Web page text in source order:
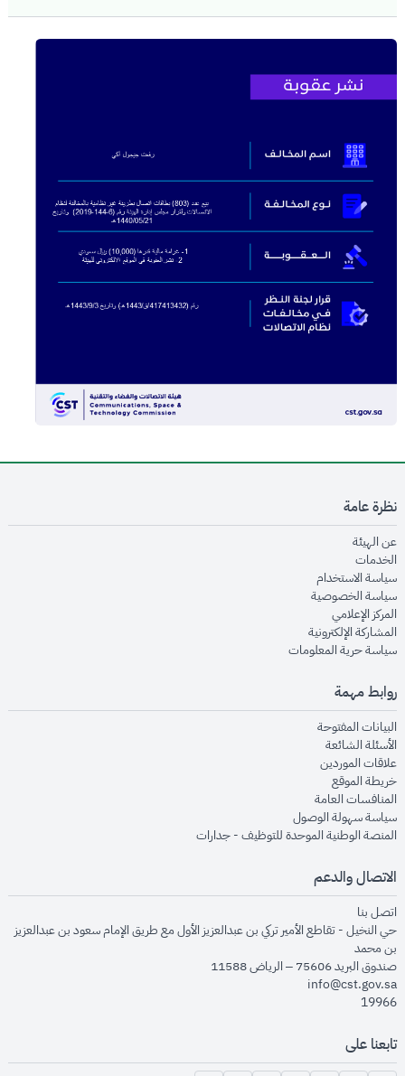
نظرة عامة
عن الهيئةopens in new window
الخدماتopens in new window
سياسة الاستخدام
سياسة الخصوصيةopens in new window
المركز الإعلاميopens in new window
المشاركة الإلكترونيةopens in new window
سياسة حرية المعلوماتopens in new window
روابط مهمة
البيانات المفتوحةopens in new window
الأسئلة الشائعةopens in new window
علاقات الموردينopens in new window
خريطة الموقعopens in new window
المنافسات العامةopens in new window
سياسة سهولة الوصولopens in new window
المنصة الوطنية الموحدة للتوظيف - جداراتopens in new window
الاتصال والدعم
اتصل بنا
حي النخيل - تقاطع الأمير تركي بن عبدالعزيز الأول مع طريق الإمام سعود بن عبدالعزيز
بن محمد
صندوق البريد 75606 – الرياض 11588
info@cst.gov.sa
19966
تابعنا على